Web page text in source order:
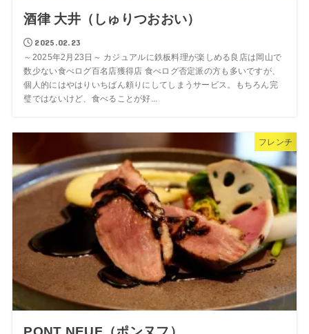
酒律 大井（しゅりつおおい）
2025.02.23
～2025年2月23日～ カジュアルに鉄板料理が楽しめる良店は岡山で
数少ない食べログ百名店獲得店 食べログ否定派の方も多いですが、
個人的にはやはりいちばん頼りにしてしまうサービス。もちろん完
璧ではないけど、食べることが好...
フレンチ